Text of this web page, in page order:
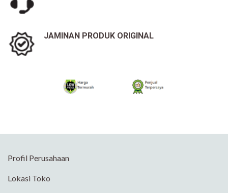
JAMINAN PRODUK ORIGINAL
Profil Perusahaan
Lokasi Toko